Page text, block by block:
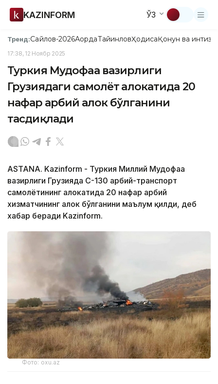
KAZINFORM ЎЗ
Тренд:Сайлов-2026АқордаТайинловҲодисаҚонун ва
17:38, 12 Ноябр 2025
Туркия Мудофаа вазирлиги
Грузиядаги самолёт ҳалокатида 20
нафар ҳарбий ҳалок бўлганини
тасдиқлади
ASTANA. Kazinform - Туркия Миллий Мудофаа
вазирлиги Грузияда C-130 ҳарбий-транспорт
самолётининг ҳалокатида 20 нафар ҳарбий
хизматчининг ҳалок бўлганини маълум қилди, деб
хабар беради Kazinform.
Фото: oxu.az